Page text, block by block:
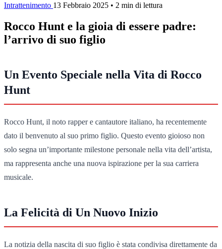
Intrattenimento 13 Febbraio 2025 • 2 min di lettura
Rocco Hunt e la gioia di essere padre:
l’arrivo di suo figlio
Un Evento Speciale nella Vita di Rocco
Hunt
Rocco Hunt, il noto rapper e cantautore italiano, ha recentemente
dato il benvenuto al suo primo figlio. Questo evento gioioso non
solo segna un’importante milestone personale nella vita dell’artista,
ma rappresenta anche una nuova ispirazione per la sua carriera
musicale.
La Felicità di Un Nuovo Inizio
La notizia della nascita di suo figlio è stata condivisa direttamente da